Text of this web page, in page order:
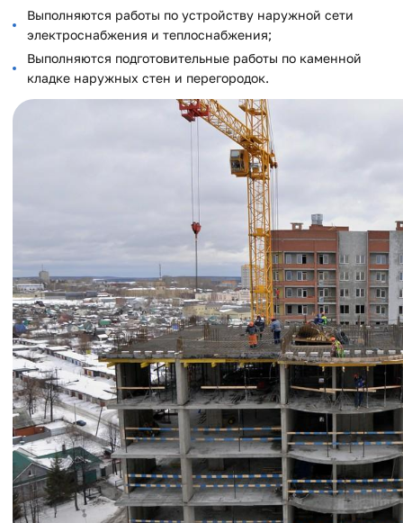
Выполняются работы по устройству наружной сети
электроснабжения и теплоснабжения;
Выполняются подготовительные работы по каменной
кладке наружных стен и перегородок.